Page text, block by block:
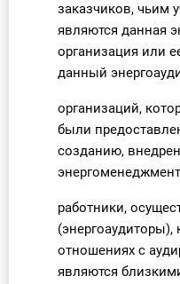
заказчиков, чьим
являются данная
организация или
данный
организаций,
были
созданию,
работники,
(энергоаудиторы),
отношениях с
являются